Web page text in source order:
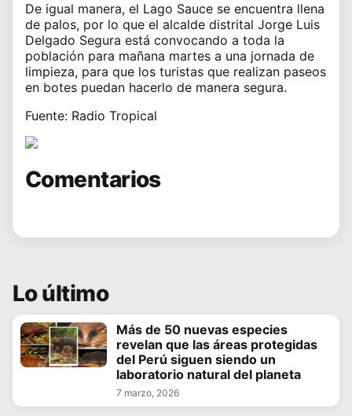
De igual manera, el Lago Sauce se encuentra llena
de palos, por lo que el alcalde distrital Jorge Luis
Delgado Segura está convocando a toda la
población para mañana martes a una jornada de
limpieza, para que los turistas que realizan paseos
en botes puedan hacerlo de manera segura.
Fuente: Radio Tropical
Comentarios
Lo último
Más de 50 nuevas especies
revelan que las áreas protegidas
del Perú siguen siendo un
laboratorio natural del planeta
7 marzo, 2026